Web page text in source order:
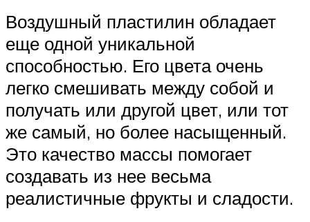
Воздушный пластилин обладает
еще одной уникальной
способностью. Его цвета очень
легко смешивать между собой и
получать или другой цвет, или тот
же самый, но более насыщенный.
Это качество массы помогает
создавать из нее весьма
реалистичные фрукты и сладости.